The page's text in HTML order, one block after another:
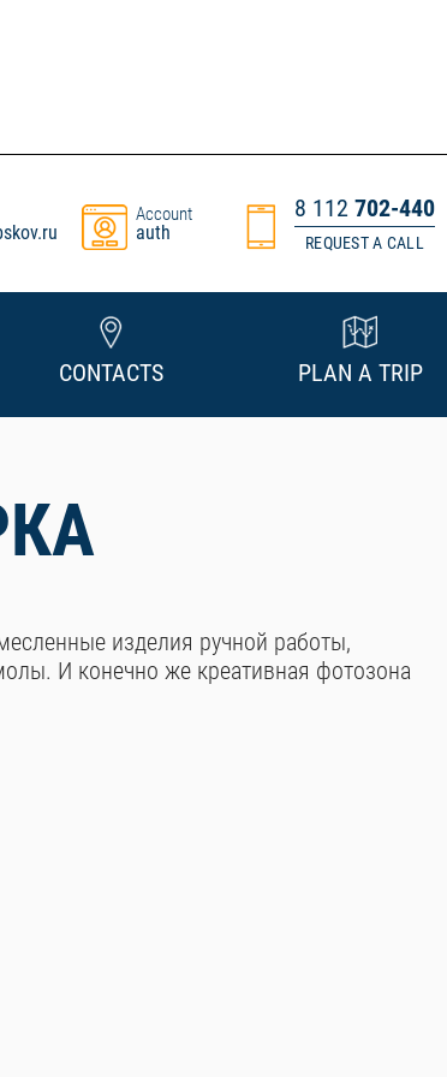
Account
auth
8 112 702-440
REQUEST A CALL
CONTACTS PLAN A TRIP
изделия ручной работы,
И конечно же креативная фотозона